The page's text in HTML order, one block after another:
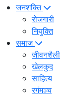
जनशक्ति
रोजगारी
नियुक्ति
समाज
जीवनशैली
खेलकुद
साहित्य
रगंमञ्च